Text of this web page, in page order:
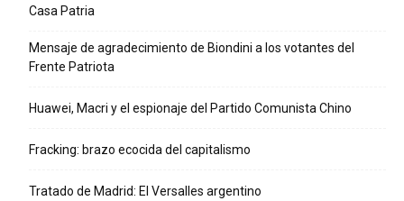
Casa Patria
Mensaje de agradecimiento de Biondini a los votantes del
Frente Patriota
Huawei, Macri y el espionaje del Partido Comunista Chino
Fracking: brazo ecocida del capitalismo
Tratado de Madrid: El Versalles argentino